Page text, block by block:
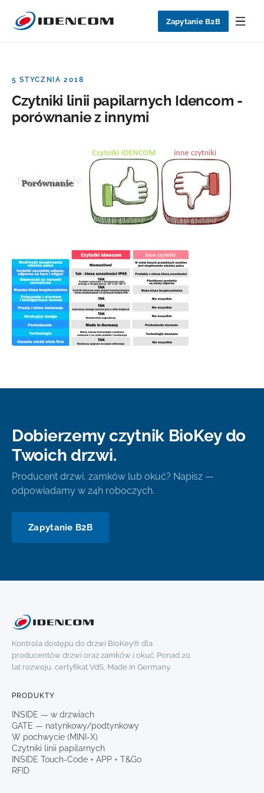
Zapytanie B2B
5 STYCZNIA 2018
Czytniki linii papilarnych Idencom -
porównanie z innymi
Dobierzemy czytnik BioKey do
Twoich drzwi.
Producent drzwi, zamków lub okuć? Napisz —
odpowiadamy w 24h roboczych.
Zapytanie B2B
Kontrola dostępu do drzwi BioKey® dla
producentów drzwi oraz zamków i okuć. Ponad 20
lat rozwoju, certyfikat VdS, Made in Germany.
PRODUKTY
INSIDE — w drzwiach
GATE — natynkowy/podtynkowy
W pochwycie (MINI-X)
Czytniki linii papilarnych
INSIDE Touch-Code + APP + T&Go
RFID